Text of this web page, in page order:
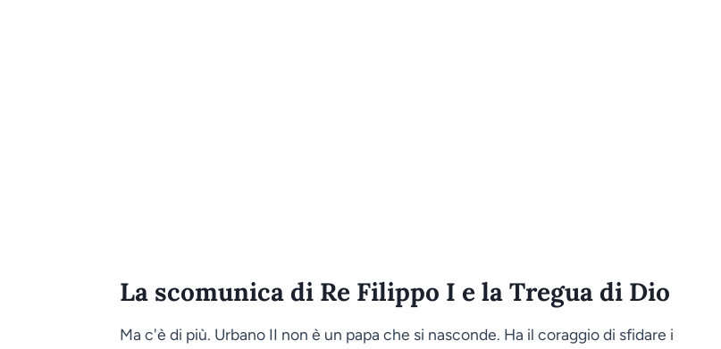
La scomunica di Re Filippo I e la Tregua di Dio
Ma c'è di più. Urbano II non è un papa che si nasconde. Ha il coraggio di sfidare i